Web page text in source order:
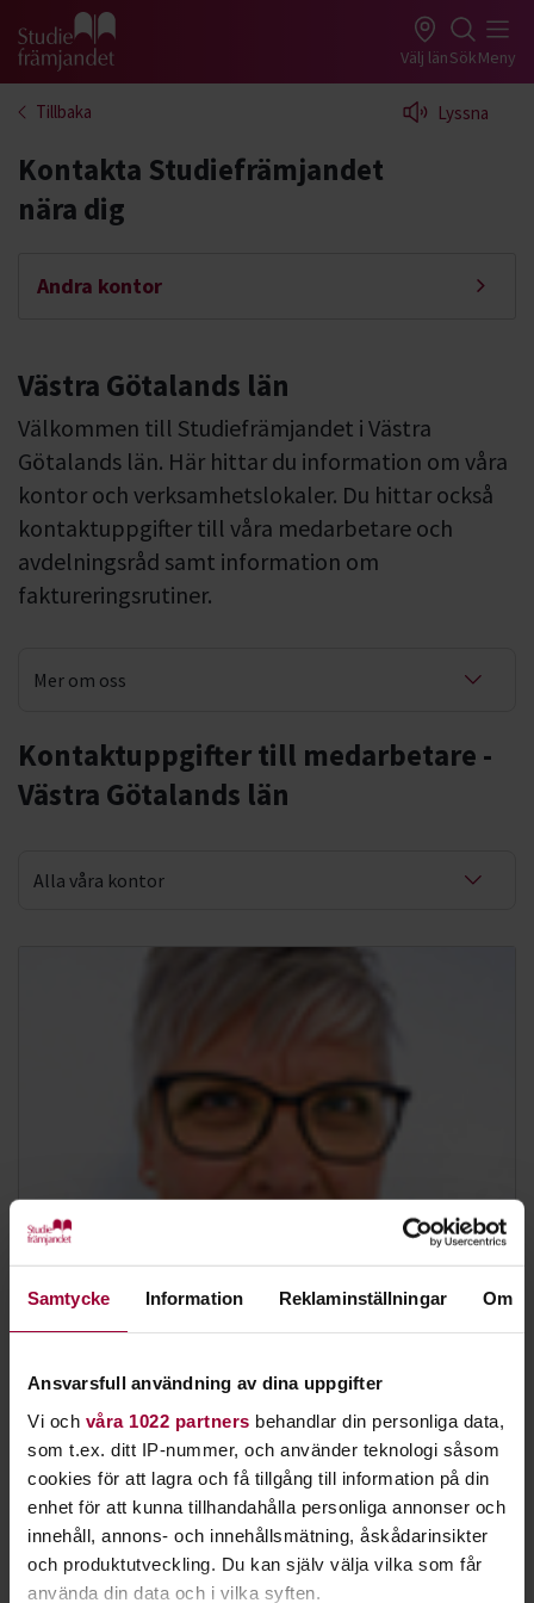
Samtycke Information Reklaminställningar Om
Ansvarsfull användning av dina uppgifter
Vi och våra 1022 partners behandlar din personliga data,
som t.ex. ditt IP-nummer, och använder teknologi såsom
cookies för att lagra och få tillgång till information på din
enhet för att kunna tillhandahålla personliga annonser och
innehåll, annons- och innehållsmätning, åskådarinsikter
och produktutveckling. Du kan själv välja vilka som får
använda din data och i vilka syften.
Gå till studiefrämjandets startsida Välj länSökMeny
Tillbaka Lyssna
Kontakta Studiefrämjandet
nära dig
Andra kontor
Västra Götalands län
Välkommen till Studiefrämjandet i Västra
Götalands län. Här hittar du information om våra
kontor och verksamhetslokaler. Du hittar också
kontaktuppgifter till våra medarbetare och
avdelningsråd samt information om
faktureringsrutiner.
Mer om oss
Fakturering
Kontaktuppgifter till medarbetare -
Västra Götalands län
Alla våra kontor
Anna-Pia Högberg
reg. finans
Skicka e-post
070-142 93 67